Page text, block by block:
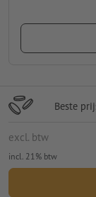
Beste
excl. btw
incl. 21% btw